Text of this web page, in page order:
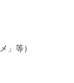
」等）